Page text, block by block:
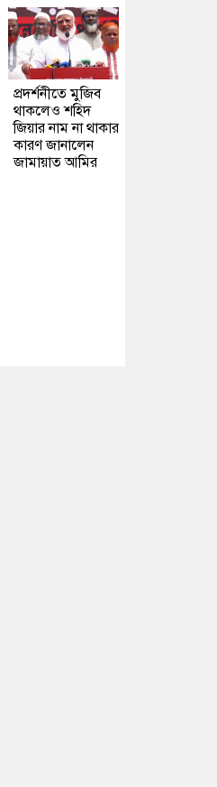
প্রদর্শনীতে মুজিব
থাকলেও শহিদ
জিয়ার নাম না থাকার
কারণ জানালেন
জামায়াত আমির